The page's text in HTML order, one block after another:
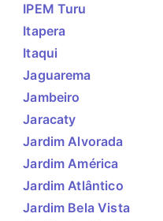
IPEM Turu
Itapera
Itaqui
Jaguarema
Jambeiro
Jaracaty
Jardim Alvorada
Jardim América
Jardim Atlântico
Jardim Bela Vista